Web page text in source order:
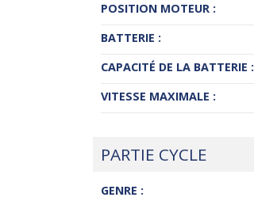
POSITION MOTEUR :
BATTERIE :
CAPACITÉ DE LA BATTERIE :
VITESSE MAXIMALE :
PARTIE CYCLE
GENRE :